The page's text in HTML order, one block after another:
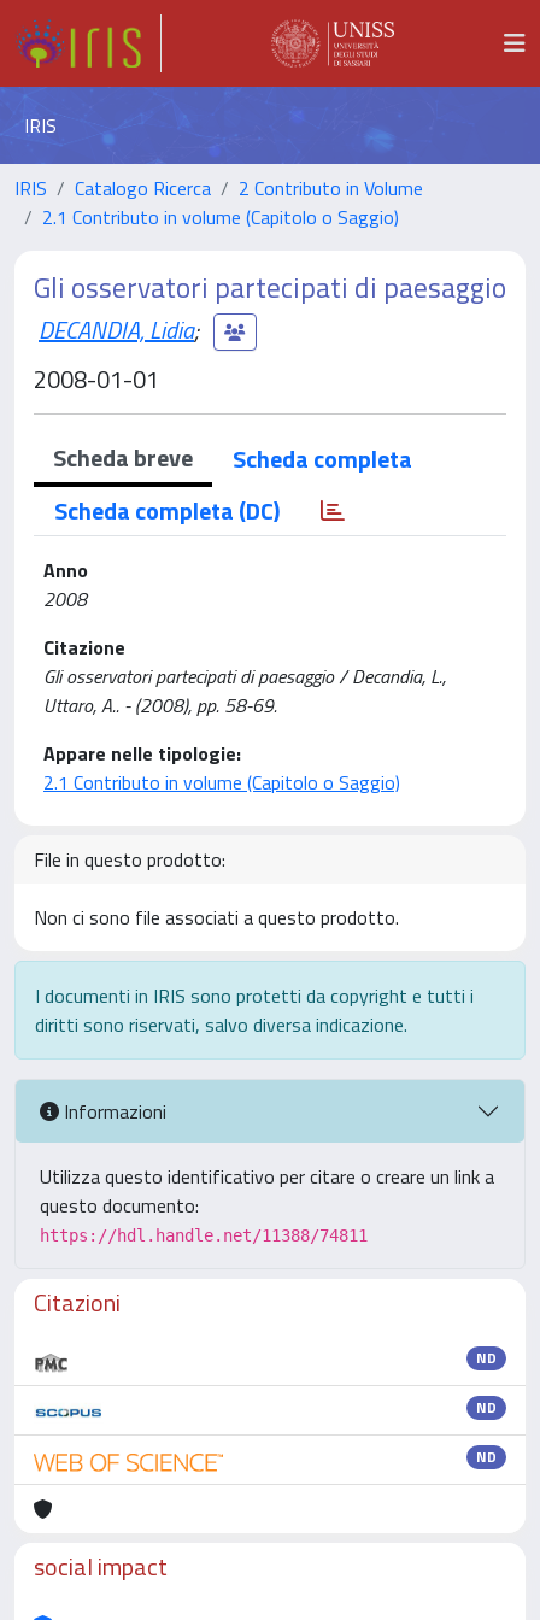
IRIS
IRIS Catalogo Ricerca
2 Contributo in Volume
2.1 Contributo in volume (Capitolo o Saggio)
Gli osservatori partecipati di paesaggio
DECANDIA, Lidia;
2008-01-01
Scheda breve
Scheda completa
Scheda completa (DC)
Anno
2008
Citazione
Gli osservatori partecipati di paesaggio / Decandia, L.,
Uttaro, A.. - (2008), pp. 58-69.
Appare nelle tipologie:
2.1 Contributo in volume (Capitolo o Saggio)
File in questo prodotto:
Non ci sono file associati a questo prodotto.
I documenti in IRIS sono protetti da copyright e tutti i
diritti sono riservati, salvo diversa indicazione.
Informazioni
Utilizza questo identificativo per citare o creare un link a
questo documento:
https://hdl.handle.net/11388/74811
Citazioni
ND
ND
ND
social impact